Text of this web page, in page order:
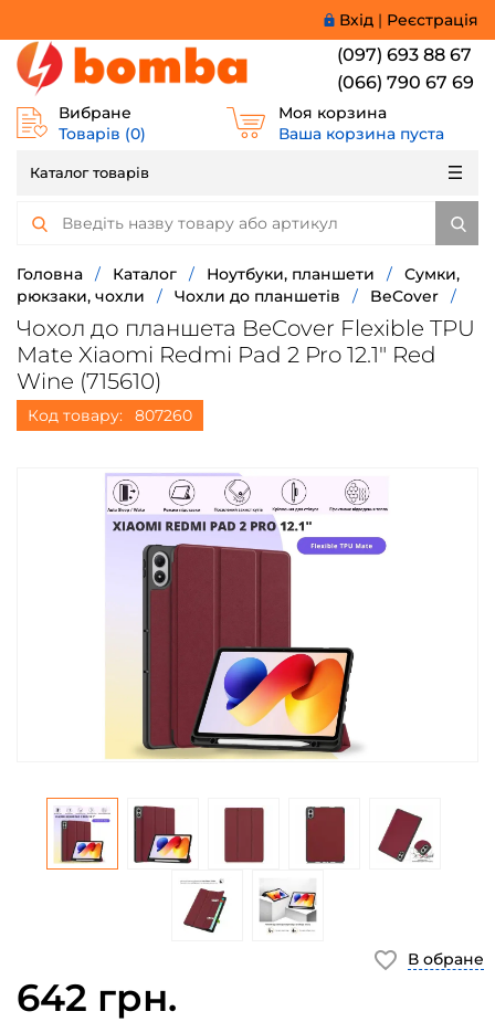
Вхід | Реєстрація
(097) 693 88 67
(066) 790 67 69
Вибране
Товарів (0)
Моя корзина
Ваша корзина пуста
Каталог товарів
Головна / Каталог / Ноутбуки, планшети /
Сумки,
рюкзаки, чохли
/ Чохли до планшетів / BeCover /
Чохол до планшета BeCover Flexible TPU
Mate Xiaomi Redmi Pad 2 Pro 12.1" Red
Wine (715610)
Код товару: 807260
642 грн.
В обране